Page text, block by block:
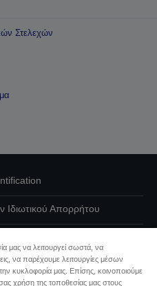
Στελεχών
Απορρήτου
για τα δεδομένα σας
μας να λειτουργεί σωστά, να
να παρέχουμε λειτουργίες μέσων
κυκλοφορία μας. Επίσης, κοινοποιούμε
χρήση της τοποθεσίας μας στους